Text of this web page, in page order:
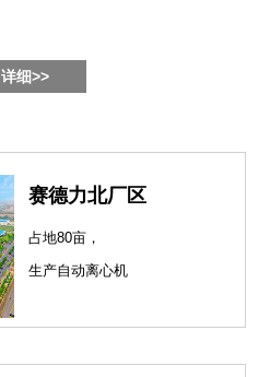
详细>>
赛德力北厂区
占地80亩，
生产自动离心机